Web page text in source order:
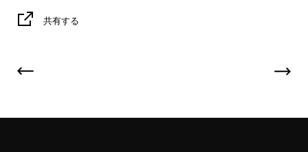
共有する